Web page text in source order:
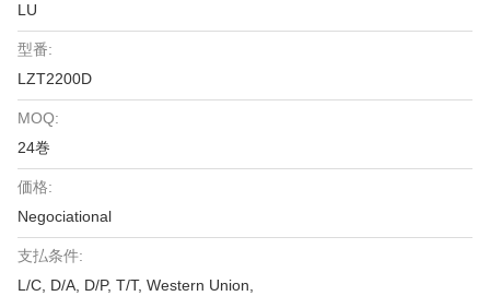
LU
型番:
LZT2200D
MOQ:
24巻
価格:
Negociational
支払条件:
L/C, D/A, D/P, T/T, Western Union,